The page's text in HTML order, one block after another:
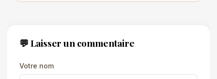
💬 Laisser un commentaire
Votre nom